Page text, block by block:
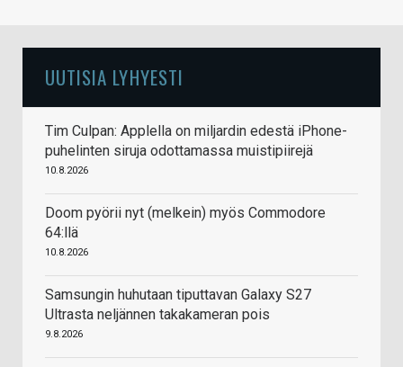
UUTISIA LYHYESTI
Tim Culpan: Applella on miljardin edestä iPhone-
puhelinten siruja odottamassa muistipiirejä
10.8.2026
Doom pyörii nyt (melkein) myös Commodore
64:llä
10.8.2026
Samsungin huhutaan tiputtavan Galaxy S27
Ultrasta neljännen takakameran pois
9.8.2026